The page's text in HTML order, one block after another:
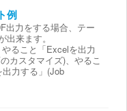
例
出力をする場合、テー
来ます。
ること「Excelを出力
カスタマイズ)、やるこ
力する」(Job